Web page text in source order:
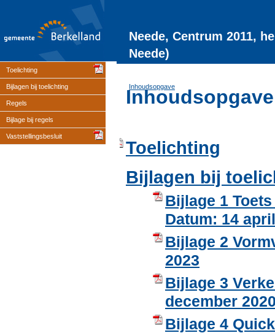
Neede, Centrum 2011,
Neede)
Inhoudsopgave
Toelichting
Bijlagen bij toelichting
Regels
Bijlage bij regels
Vaststellingsbesluit
Inhoudsopgave
Toelichting
Bijlagen bij
Bijlage 1
Datum: 14
Bijlage 2
2023
Bijlage 3
december
Bijlage 4